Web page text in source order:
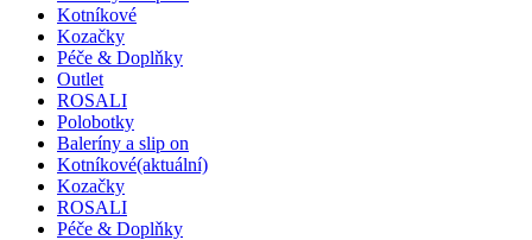
Kotníkové
Kozačky
Péče & Doplňky
Outlet
ROSALI
Polobotky
Baleríny a slip on
Kotníkové(aktuální)
Kozačky
ROSALI
Péče & Doplňky